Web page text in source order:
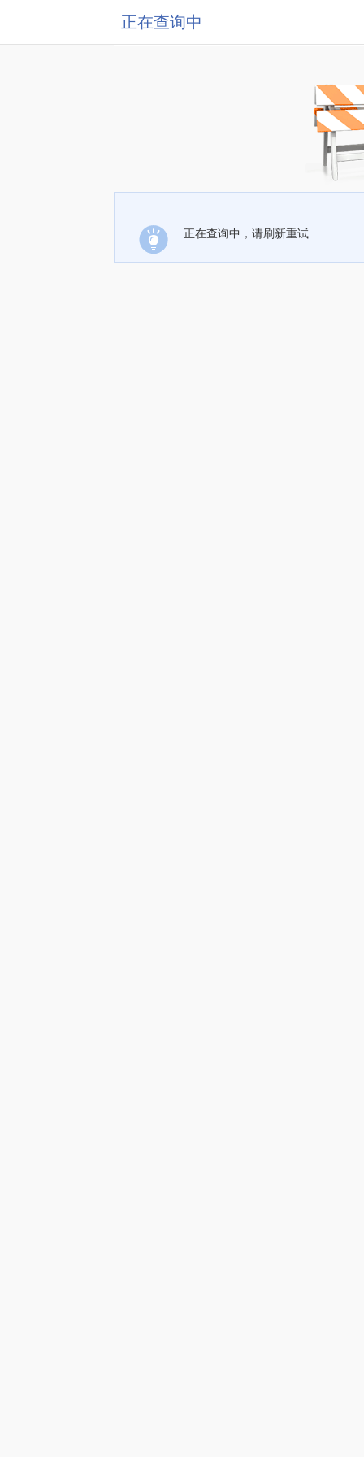
正在查询中
正在查询中，请刷新重试